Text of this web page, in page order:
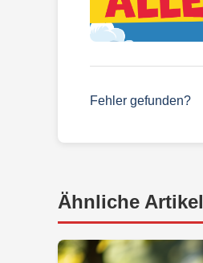
Fehler gefunden?
Ähnliche Artikel